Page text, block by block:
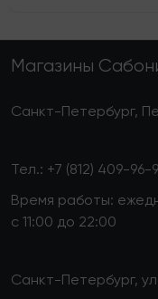
Магазины
Санкт-Петербург,
Тел.: +7 (812) 409-96-
Время работы:
с 11:00 до 22:00
Санкт-Петербург,